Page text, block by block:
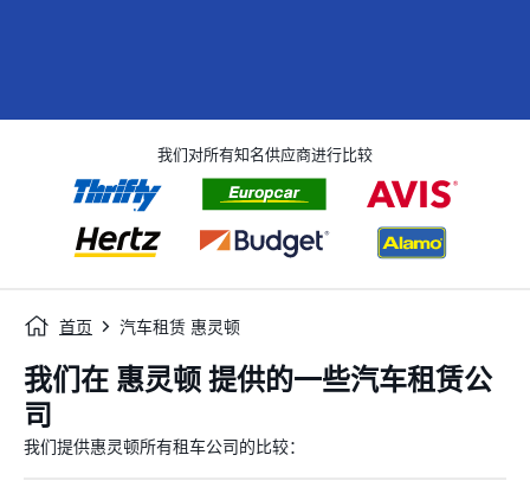
我们对所有知名供应商进行比较
首页 汽车租赁 惠灵顿
我们在 惠灵顿 提供的一些汽车租赁公
司
我们提供惠灵顿所有租车公司的比较：